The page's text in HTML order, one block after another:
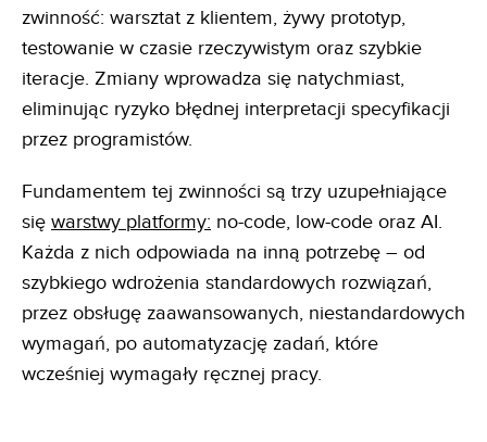
zwinność: warsztat z klientem, żywy prototyp,
testowanie w czasie rzeczywistym oraz szybkie
iteracje. Zmiany wprowadza się natychmiast,
eliminując ryzyko błędnej interpretacji specyfikacji
przez programistów.
Fundamentem tej zwinności są trzy uzupełniające
się warstwy platformy: no-code, low-code oraz AI.
Każda z nich odpowiada na inną potrzebę – od
szybkiego wdrożenia standardowych rozwiązań,
przez obsługę zaawansowanych, niestandardowych
wymagań, po automatyzację zadań, które
wcześniej wymagały ręcznej pracy.